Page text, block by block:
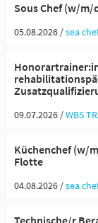
Sous Chef (w/m/
05.08.2026 /sea
09.07.2026 /WBS
Küchenchef (w/
Flotte
04.08.2026 /sea
Technische/r